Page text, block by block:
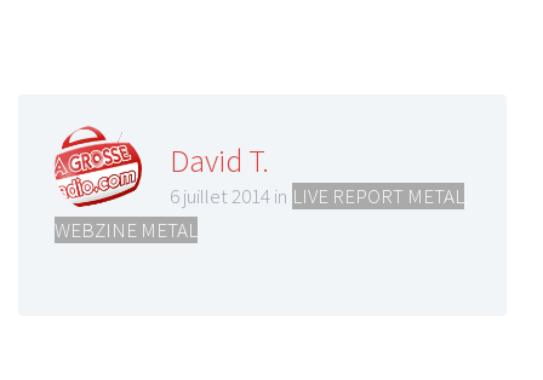
David T.
6 juillet 2014 in LIVE REPORT METAL
WEBZINE METAL